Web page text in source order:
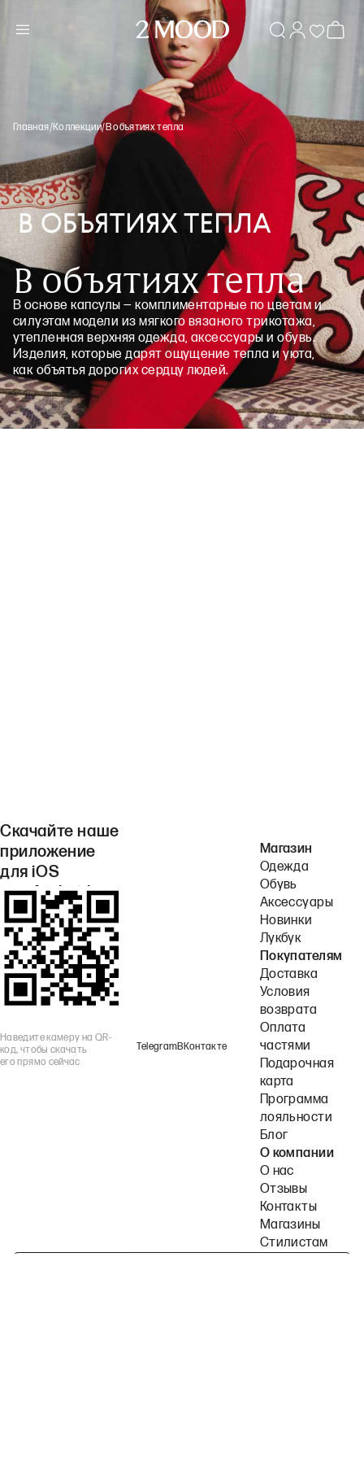
Главная/Коллекции/В объятиях тепла
В объятиях тепла
В основе капсулы — комплиментарные по цветам и
силуэтам модели из мягкого вязаного трикотажа,
утепленная верхняя одежда, аксессуары и обувь.
Изделия, которые дарят ощущение тепла и уюта,
как объятья дорогих сердцу людей.
Скачайте наше
приложение
для iOS
или Android.
Наведите камеру на QR-
код, чтобы скачать
его прямо сейчас
TelegramВКонтакте
Магазин
Одежда
Обувь
Аксессуары
Новинки
Лукбук
Покупателям
Доставка
Условия
возврата
Оплата
частями
Подарочная
карта
Программа
лояльности
Блог
О компании
О нас
Отзывы
Контакты
Магазины
Стилистам